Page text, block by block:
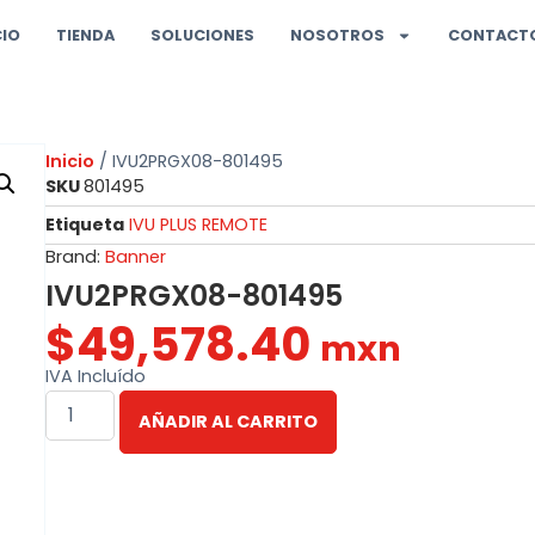
TIENDA SOLUCIONES NOSOTROS
Inicio / IVU2PRGX08-801495
SKU801495
Etiqueta IVU PLUS REMOTE
Brand: Banner
IVU2PRGX08-801495
$49,578.40 mxn
IVA Incluído
AÑADIR AL CARRITO